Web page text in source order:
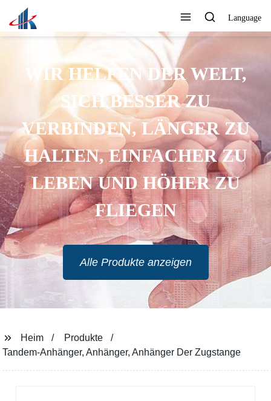
Language
WIR HELFEN DER WELT,
SICH BESSER ZU
VERBINDEN, LÄNGER ZU
HALTEN, EINFACHER ZU
LEBEN UND HÖHER ZU
FLIEGEN
Alle Produkte anzeigen
Heim
Produkte
Tandem-Anhänger, Anhänger, Anhänger Der Zugstange